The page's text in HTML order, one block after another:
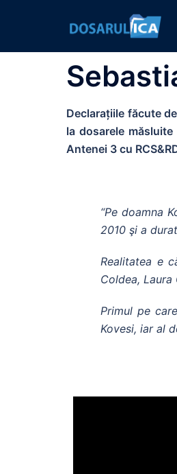
Declarațiile făcute
la dosarele
Antenei 3 cu
“Pe doamna
2010 şi a
Realitatea e
Coldea,
Primul pe
Kovesi, iar al